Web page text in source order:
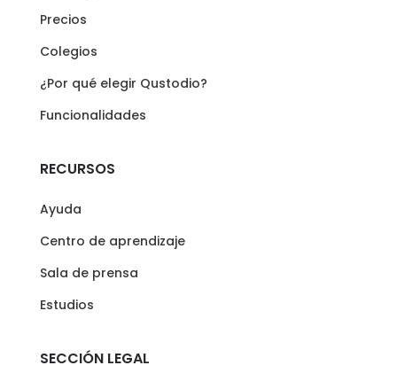
Precios
Colegios
¿Por qué elegir Qustodio?
Funcionalidades
RECURSOS
Ayuda
Centro de aprendizaje
Sala de prensa
Estudios
SECCIÓN LEGAL